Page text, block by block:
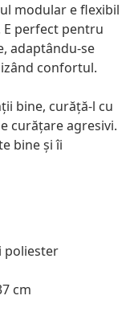
modular e flexibil
perfect pentru
adaptându-se
confortul.
bine, curăță-l cu
curățare agresivi.
bine și îi
poliester
cm